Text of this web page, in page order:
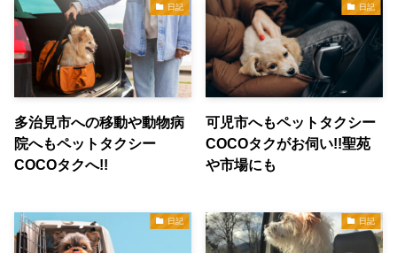
日記
多治見市への移動や動物病
院へもペットタクシー
COCOタクへ!!
日記
可児市へもペットタクシー
COCOタクがお伺い!!聖苑
や市場にも
日記 日記